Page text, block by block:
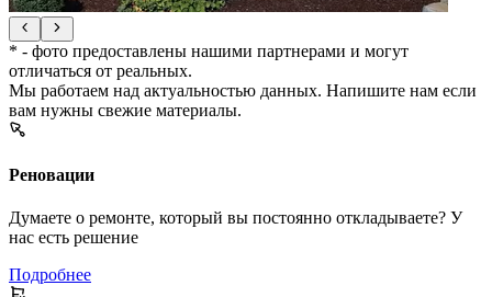
* - фото предоставлены нашими партнерами и могут
отличаться от реальных.
Мы работаем над актуальностью данных. Напишите нам если
вам нужны свежие материалы.
Реновации
Думаете о ремонте, который вы постоянно откладываете? У
нас есть решение
Подробнее